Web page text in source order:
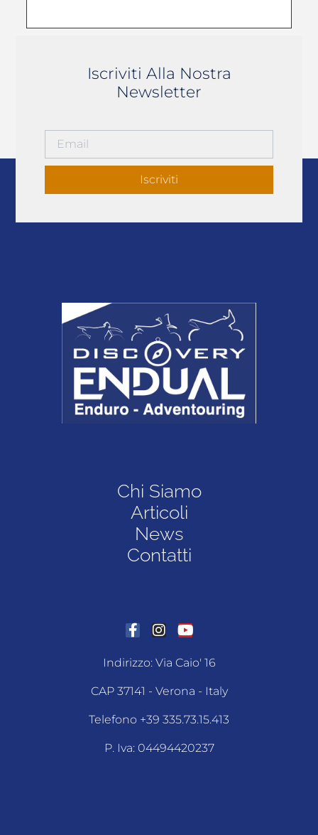
Iscriviti Alla Nostra
Newsletter
Iscriviti
Chi Siamo
Articoli
News
Contatti
Indirizzo: Via Caio' 16
CAP 37141 - Verona - Italy
Telefono +39 335.73.15.413
P. Iva: 04494420237